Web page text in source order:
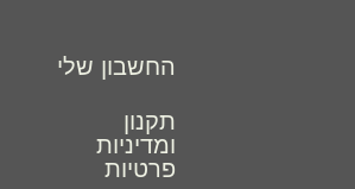
החשבון שלי
תקנון
ומדיניות
פרטיות